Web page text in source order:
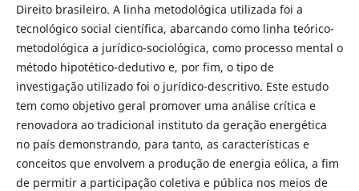
Direito brasileiro. A linha metodológica utilizada foi a
tecnológico social científica, abarcando como linha teórico-
metodológica a jurídico-sociológica, como processo mental o
método hipotético-dedutivo e, por fim, o tipo de
investigação utilizado foi o jurídico-descritivo. Este estudo
tem como objetivo geral promover uma análise crítica e
renovadora ao tradicional instituto da geração energética
no país demonstrando, para tanto, as características e
conceitos que envolvem a produção de energia eólica, a fim
de permitir a participação coletiva e pública nos meios de